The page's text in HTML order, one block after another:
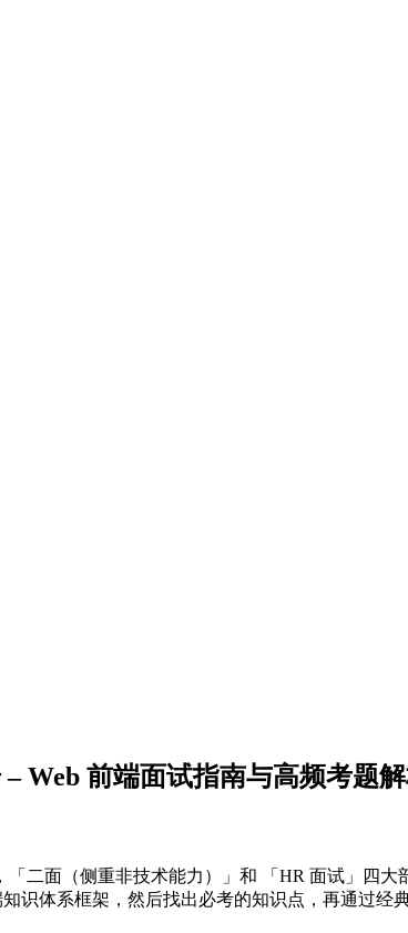
–Web 前端面试指南与高频考题
二面（侧重非技术能力）」和 「HR 面试」四
识体系框架，然后找出必考的知识点，再通过经